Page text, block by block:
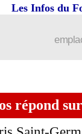
Les Infos du
répond
à Tudor
pour le
ses